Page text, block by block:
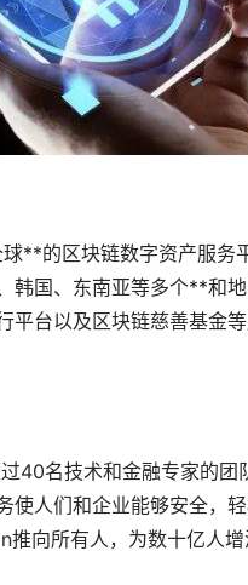
**的区块链数字资产服务
韩国、东南亚等多个**和
平台以及区块链慈善基金
40名技术和金融专家的
使人们和企业能够安全，
向所有人，为数十亿人增